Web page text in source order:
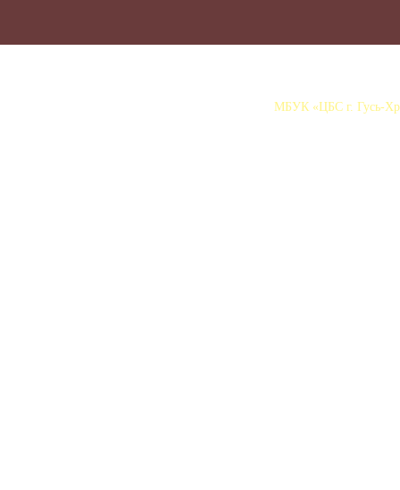
МБУК «ЦБС г. Гусь-